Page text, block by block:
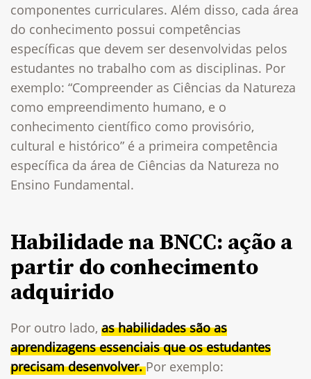
componentes curriculares. Além disso, cada área
do conhecimento possui competências
específicas que devem ser desenvolvidas pelos
estudantes no trabalho com as disciplinas. Por
exemplo: “Compreender as Ciências da Natureza
como empreendimento humano, e o
conhecimento científico como provisório,
cultural e histórico” é a primeira competência
específica da área de Ciências da Natureza no
Ensino Fundamental.
Habilidade na BNCC: ação a
partir do conhecimento
adquirido
Por outro lado, as habilidades são as
aprendizagens essenciais que os estudantes
precisam desenvolver.Por exemplo: